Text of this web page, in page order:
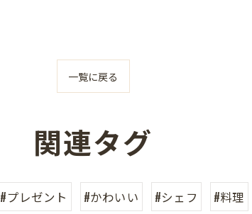
一覧に戻る
関連タグ
#プレゼント #かわいい #シェフ #料理